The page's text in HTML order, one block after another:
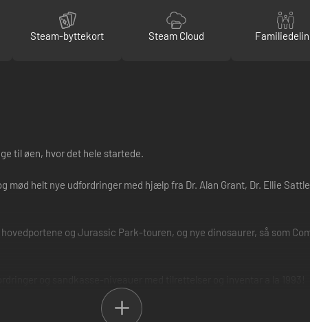
Steam-byttekort Steam Cloud
til øen, hvor det hele startede.
helt nye udfordringer med hjælp fra Dr. Alan Grant, Dr. Ellie
og Jurassic Park-touren, og nye dinosaurer, så som